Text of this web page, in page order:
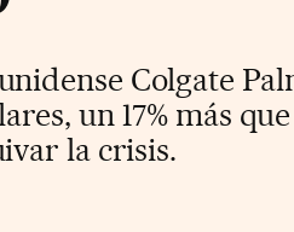
Colgate
un 17% más
la crisis.